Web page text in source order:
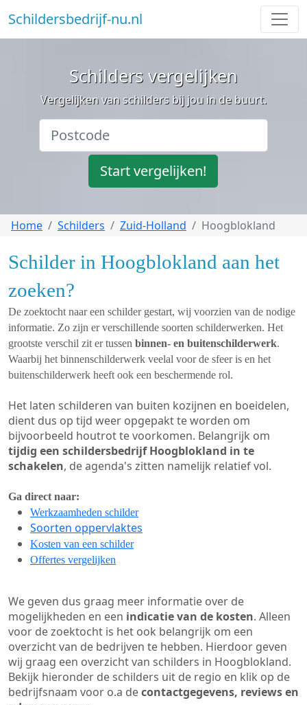
Schildersbedrijf-nu.nl
Schilders vergelijken
Vergelijken van schilders bij jou in de buurt.
Start vergelijken!
Home Schilders Zuid-Holland Hoogblokland
Schilder in Hoogblokland aan het
zoeken?
De zoektocht naar een schilder gestart, wij voorzien van de nodige
informatie. Zo zijn er verschillende soorten schilderwerken. Het
grootste verschil zit er tussen binnen- en buitenschilderwerk.
Waarbij het binnenschilderwerk veelal voor de sfeer is en het
buitenschilderwerk heeft ook een beschermende rol.
Het laten schilderen van buiten kozijnen en boeidelen,
dient dus op tijd weer opgepakt te worden om
bijvoorbeeld houtrot te voorkomen. Belangrijk om
tijdig een schildersbedrijf Hoogblokland in te
schakelen, de agenda's zitten namelijk relatief vol.
Ga direct naar:
Werkzaamheden schilder
Soorten oppervlaktes
Kosten van een schilder
Offertes vergelijken
We geven dus graag meer informatie over de
mogelijkheden en een indicatie van de kosten. Alleen
voor de zoektocht is het ook belangrijk om een
overzicht van de bedrijven te hebben. Hierdoor geven
wij graag een overzicht van schilders in Hoogblokland.
Bekijk hieronder de schilders uit de regio en klik op de
bedrijfsnaam voor o.a decontactgegevens, reviews en